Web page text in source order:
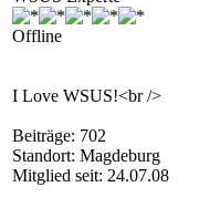
Offline
I Love WSUS!<br />
Beiträge: 702
Standort: Magdeburg
Mitglied seit: 24.07.08